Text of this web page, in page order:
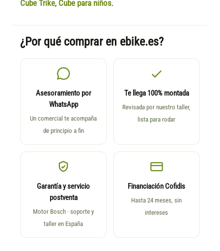
Cube Trike, Cube para niños.
¿Por qué comprar en ebike.es?
Asesoramiento por
WhatsApp
Un comercial te acompaña
de principio a fin
Te llega 100% montada
Revisada por nuestro taller,
lista para rodar
Garantía y servicio
postventa
Motor Bosch · soporte y
taller en España
Financiación Cofidis
Hasta 24 meses, sin
intereses